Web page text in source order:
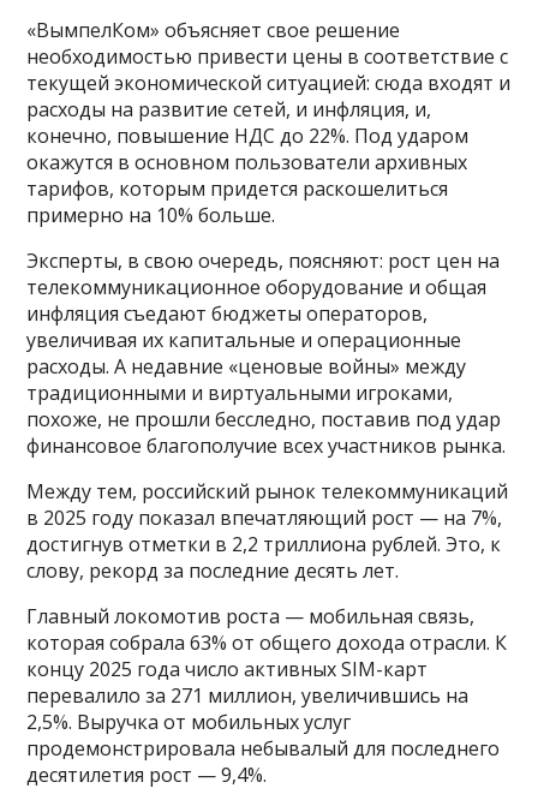
«ВымпелКом» объясняет свое решение
необходимостью привести цены в соответствие с
текущей экономической ситуацией: сюда входят и
расходы на развитие сетей, и инфляция, и,
конечно, повышение НДС до 22%. Под ударом
окажутся в основном пользователи архивных
тарифов, которым придется раскошелиться
примерно на 10% больше.
Эксперты, в свою очередь, поясняют: рост цен на
телекоммуникационное оборудование и общая
инфляция съедают бюджеты операторов,
увеличивая их капитальные и операционные
расходы. А недавние «ценовые войны» между
традиционными и виртуальными игроками,
похоже, не прошли бесследно, поставив под удар
финансовое благополучие всех участников рынка.
Между тем, российский рынок телекоммуникаций
в 2025 году показал впечатляющий рост — на 7%,
достигнув отметки в 2,2 триллиона рублей. Это, к
слову, рекорд за последние десять лет.
Главный локомотив роста — мобильная связь,
которая собрала 63% от общего дохода отрасли. К
концу 2025 года число активных SIM-карт
перевалило за 271 миллион, увеличившись на
2,5%. Выручка от мобильных услуг
продемонстрировала небывалый для последнего
десятилетия рост — 9,4%.